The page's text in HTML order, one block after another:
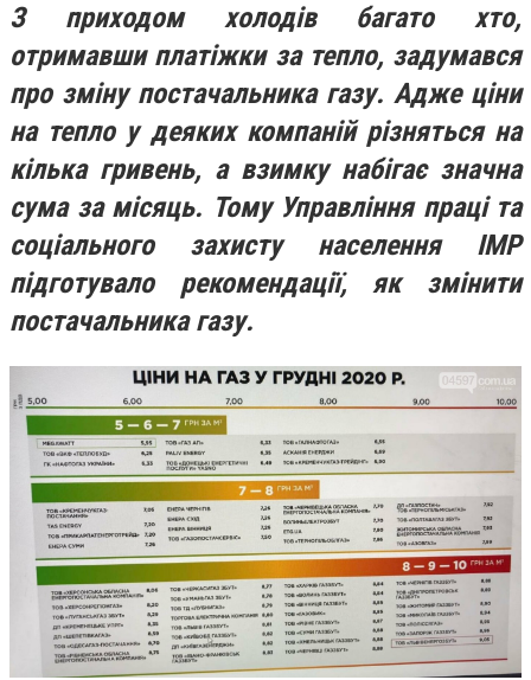
З приходом холодів багато хто,
отримавши платіжки за тепло, задумався
про зміну постачальника газу. Адже ціни
на тепло у деяких компаній різняться на
кілька гривень, а взимку набігає значна
сума за місяць. Тому Управління праці та
соціального захисту населення ІМР
підготувало рекомендації, як змінити
постачальника газу.